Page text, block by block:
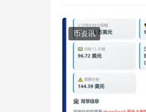
币资讯